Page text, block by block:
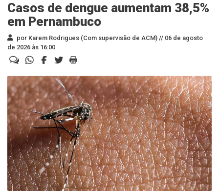
Casos de dengue aumentam 38,5%
em Pernambuco
por Karem Rodrigues (Com supervisão de ACM) // 06 de agosto
de 2026 às 16:00